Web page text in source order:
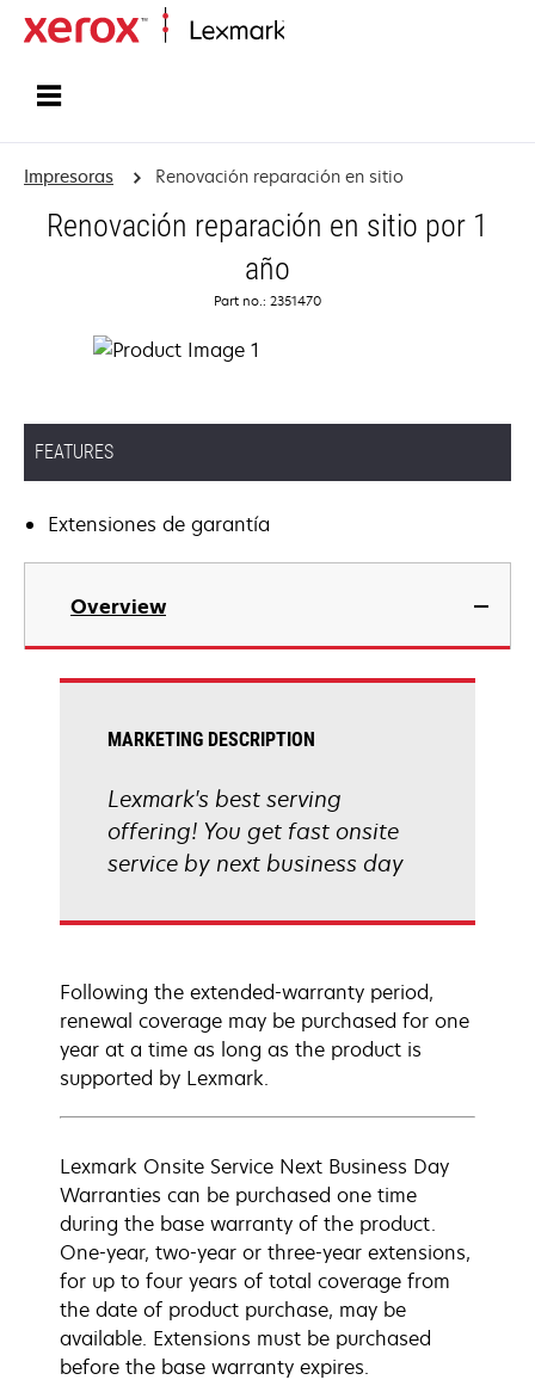
Impresoras Renovación reparación en sitio
Renovación reparación en sitio por 1
año
Part no.: 2351470
FEATURES
Extensiones de garantía
Overview
MARKETING DESCRIPTION
Lexmark's best serving
offering! You get fast onsite
service by next business day
Following the extended-warranty period,
renewal coverage may be purchased for one
year at a time as long as the product is
supported by Lexmark.
Lexmark Onsite Service Next Business Day
Warranties can be purchased one time
during the base warranty of the product.
One-year, two-year or three-year extensions,
for up to four years of total coverage from
the date of product purchase, may be
available. Extensions must be purchased
before the base warranty expires.